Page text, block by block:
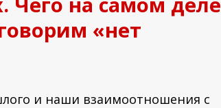
«нет
и наши взаимоотношения с